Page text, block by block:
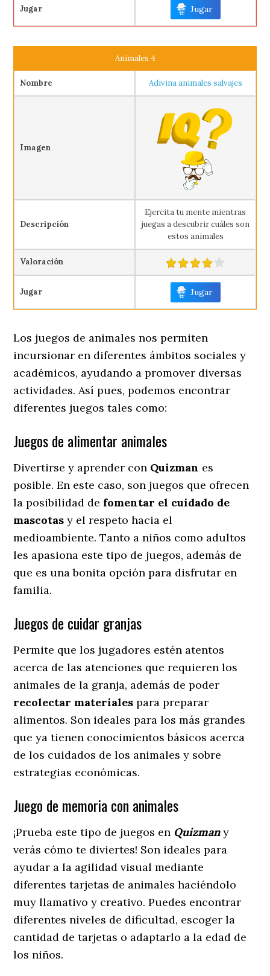
Jugar Jugar
Animales 4
Nombre Adivina animales salvajes
Imagen
Descripción
Ejercita tu mente mientras
juegas a descubrir cuáles son
estos animales
Valoración
Jugar Jugar
Los juegos de animales nos permiten
incursionar en diferentes ámbitos sociales y
académicos, ayudando a promover diversas
actividades. Así pues, podemos encontrar
diferentes juegos tales como:
Juegos de alimentar animales
Divertirse y aprender con Quizman es
posible. En este caso, son juegos que ofrecen
la posibilidad de fomentar el cuidado de
mascotas y el respeto hacia el
medioambiente. Tanto a niños como adultos
les apasiona este tipo de juegos, además de
que es una bonita opción para disfrutar en
familia.
Juegos de cuidar granjas
Permite que los jugadores estén atentos
acerca de las atenciones que requieren los
animales de la granja, además de poder
recolectar materiales para preparar
alimentos. Son ideales para los más grandes
que ya tienen conocimientos básicos acerca
de los cuidados de los animales y sobre
estrategias económicas.
Juego de memoria con animales
¡Prueba este tipo de juegos en Quizmany
verás cómo te diviertes! Son ideales para
ayudar a la agilidad visual mediante
diferentes tarjetas de animales haciéndolo
muy llamativo y creativo. Puedes encontrar
diferentes niveles de dificultad, escoger la
cantidad de tarjetas o adaptarlo a la edad de
los niños.